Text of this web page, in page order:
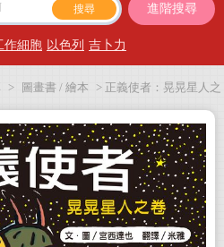
進階搜尋
作細胞 以色列 吉卜力
> 圖畫書 / 繪本 > 正義使者：晃晃星人之